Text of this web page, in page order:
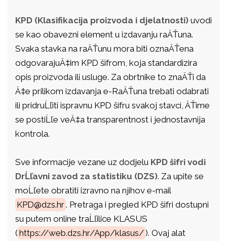
KPD (Klasifikacija proizvoda i djelatnosti) uvodi
se kao obavezni element u izdavanju raÄŤuna.
Svaka stavka na raÄŤunu mora biti oznaÄŤena
odgovarajuÄ‡im KPD šifrom, koja standardizira
opis proizvoda ili usluge. Za obrtnike to znaÄŤi da
Ä‡e prilikom izdavanja e-RaÄŤuna trebati odabrati
ili pridruĹľiti ispravnu KPD šifru svakoj stavci, ÄŤime
se postiĹľe veÄ‡a transparentnost i jednostavnija
kontrola.
Sve informacije vezane uz dodjelu KPD šifri vodi
DrĹľavni zavod za statistiku (DZS). Za upite se
moĹľete obratiti izravno na njihov e-mail
KPD@dzs.hr. Pretraga i pregled KPD šifri dostupni
su putem online traĹľilice KLASUS
( https://web.dzs.hr/App/klasus/ ). Ovaj alat